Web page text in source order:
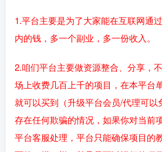
1.平台主要是为了大家能在互联网通
内的钱，多一个副业，多一份收入。
2.咱们平台主要做资源整合、分享，
场上收费几百上千的项目，在本平台
就可以买到（升级平台会员/代理可以
存在任何欺骗的情况，如果你对当前
平台客服处理，平台只能确保项目的